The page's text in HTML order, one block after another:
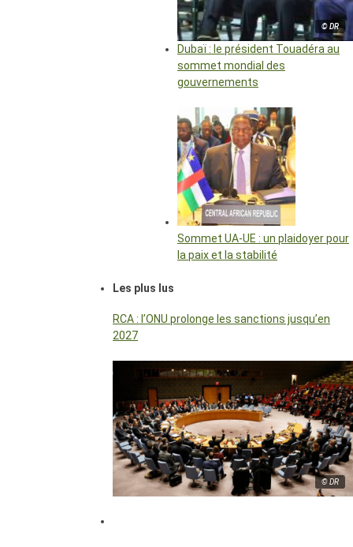
© DR
Dubaï : le président Touadéra au
sommet mondial des
gouvernements
Sommet UA-UE : un plaidoyer pour
la paix et la stabilité
Les plus lus
RCA : l’ONU prolonge les sanctions jusqu’en
2027
© DR